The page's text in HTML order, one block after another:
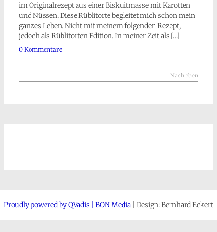
im Originalrezept aus einer Biskuitmasse mit Karotten
und Nüssen. Diese Rüblitorte begleitet mich schon mein
ganzes Leben. Nicht mit meinem folgenden Rezept,
jedoch als Rüblitorten Edition. In meiner Zeit als […]
0 Kommentare
Nach oben
Proudly powered by QVadis | BON Media | Design: Bernhard Eckert